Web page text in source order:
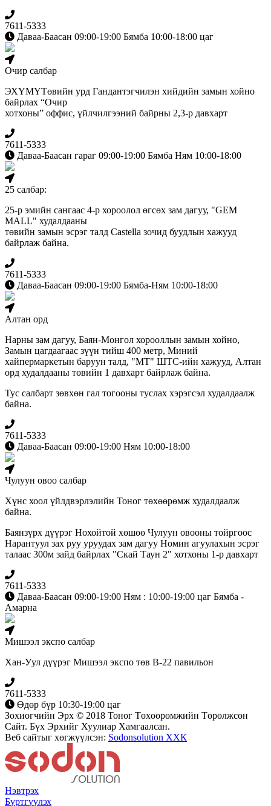
7611-5333
Даваа-Баасан 09:00-19:00 Бямба 10:00-18:00 цаг
Очир салбар
ЭХҮМҮТөвийн урд Гандантэгчилэн хийдийн замын хойно
байрлах “Очир
хотхоны” оффис, үйлчилгээний байрны 2,3-р давхарт
7611-5333
Даваа-Баасан гараг 09:00-19:00 Бямба Ням 10:00-18:00
25 салбар:
25-р эмийн сангаас 4-р хороолол өгсөх зам дагуу, "GEM
MALL" худалдааны
төвийн замын эсрэг талд Сastella зочид буудлын хажууд
байрлаж байна.
7611-5333
Даваа-Баасан 09:00-19:00 Бямба-Ням 10:00-18:00
Алтан орд
Нарны зам дагуу, Баян-Монгол хорооллын замын хойно,
Замын цагдаагаас зүүн тийш 400 метр, Миний
хайпермаркетын баруун талд, "МТ" ШТС-ийн хажууд, Алтан
орд худалдааны төвийн 1 давхарт байрлаж байна.
Тус салбарт зөвхөн гал тогооны туслах хэрэгсэл худалдаалж
байна.
7611-5333
Даваа-Баасан 09:00-19:00 Ням 10:00-18:00
Чулуун овоо салбар
Хүнс хоол үйлдвэрлэлийн Тоног төхөөрөмж худалдаалж
байна.
Баянзүрх дүүрэг Нохойтой хөшөө Чулуун овооны тойргоос
Нарантуул зах руу уруудах зам дагуу Номин агуулахын эсрэг
талаас 300м зайд байрлах "Скай Таун 2" хотхоны 1-р давхарт
7611-5333
Даваа-Баасан 09:00-19:00 Ням : 10:00-19:00 цаг Бямба -
Амарна
Мишээл экспо салбар
Хан-Уул дүүрэг Мишээл экспо төв B-22 павильон
7611-5333
Өдөр бүр 10:30-19:00 цаг
Зохиогчийн Эрх © 2018 Тоног Төхөөрөмжийн Төрөлжсөн
Сайт. Бүх Эрхийг Хуулиар Хамгаалсан.
Веб сайтыг хөгжүүлсэн: Sodonsolution ХХК
Нэвтрэх
Бүртгүүлэх